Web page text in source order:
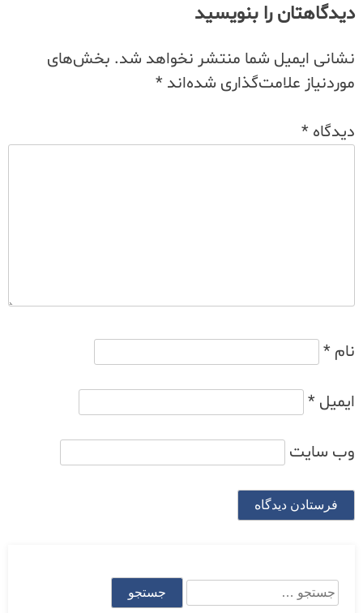
دیدگاهتان را بنویسید
نشانی ایمیل شما منتشر نخواهد شد. بخش‌های
موردنیاز علامت‌گذاری شده‌اند *
دیدگاه *
نام *
ایمیل *
وب‌ سایت
جستجو
برای: